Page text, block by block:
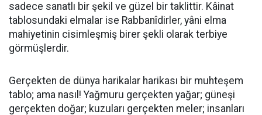
sadece sanatlı bir şekil ve güzel bir taklittir. Kâinat
tablosundaki elmalar ise Rabbanîdirler, yâni elma
mahiyetinin cisimleşmiş birer şekli olarak terbiye
görmüşlerdir.
Gerçekten de dünya harikalar harikası bir muhteşem
tablo; ama nasıl! Yağmuru gerçekten yağar; güneşi
gerçekten doğar; kuzuları gerçekten meler; insanları